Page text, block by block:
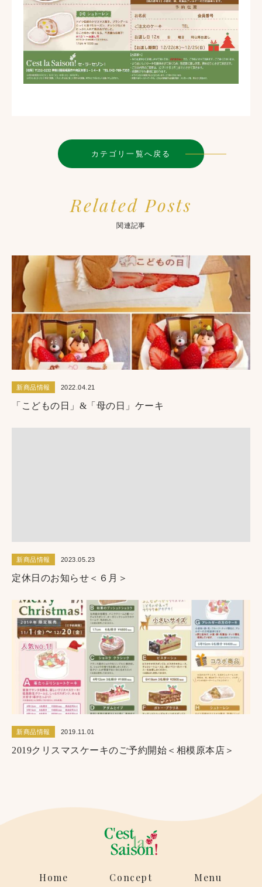
カテゴリ一覧へ戻る
Related Posts
関連記事
新商品情報 2022.04.21
「こどもの日」&「母の日」ケーキ
新商品情報 2023.05.23
定休日のお知らせ＜６月＞
新商品情報 2019.11.01
2019クリスマスケーキのご予約開始＜相模原本店＞
Home Concept Menu